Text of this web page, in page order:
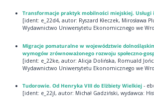
Transformacje praktyk mobilności miejskiej.
[ident: e_22d4, autor: Ryszard Kłeczek, Mirosława
Wydawnictwo Uniwersytetu Ekonomicznego we
Migracje pomaturalne w województwie
wymogów zrównoważonego rozwoju społeczno-
[ident: e_22ke, autor: Alicja Dolińska, Romuald
Wydawnictwo Uniwersytetu Ekonomicznego we
Tudorowie. Od Henryka VIII do Elżbiety Wielkiej -
[ident: e_22jl, autor: Michał Gadziński, wydawca: